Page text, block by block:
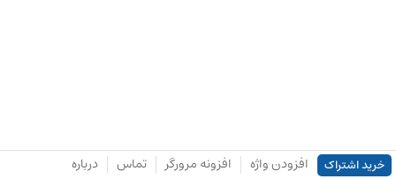
خرید اشتراک افزودن واژه افزونه مرورگر تماس درباره